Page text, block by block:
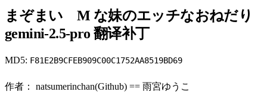
まぞまい M な妹のエッチなおねだり
gemini-2.5-pro 翻译补丁
MD5: F81E2B9CFEB909C00C1752AA8519BD69
作者： natsumerinchan(Github) == 雨宮ゆうこ